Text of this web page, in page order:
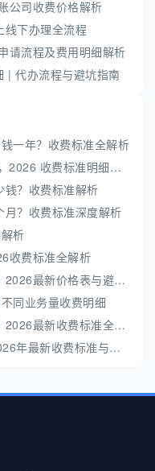
公司收费价格解析
线下办理全流程
请流程及费用明细解析
| 代办流程与避坑指南
一年？收费标准全解析
2.海口/三亚代理记账一个月多少钱，2026 收费标准明细解析
？收费标准解析
？收费标准深度解析
析
收费标准全解析
7.小规模代理记账一年费用多少钱？2026最新价格表与避坑指南
同业务量收费明细
9.小规模代理记账一年费用多少钱？2026最新收费标准全解析
10.代理记账收费一个月多少钱？2026年最新收费标准与避坑指南